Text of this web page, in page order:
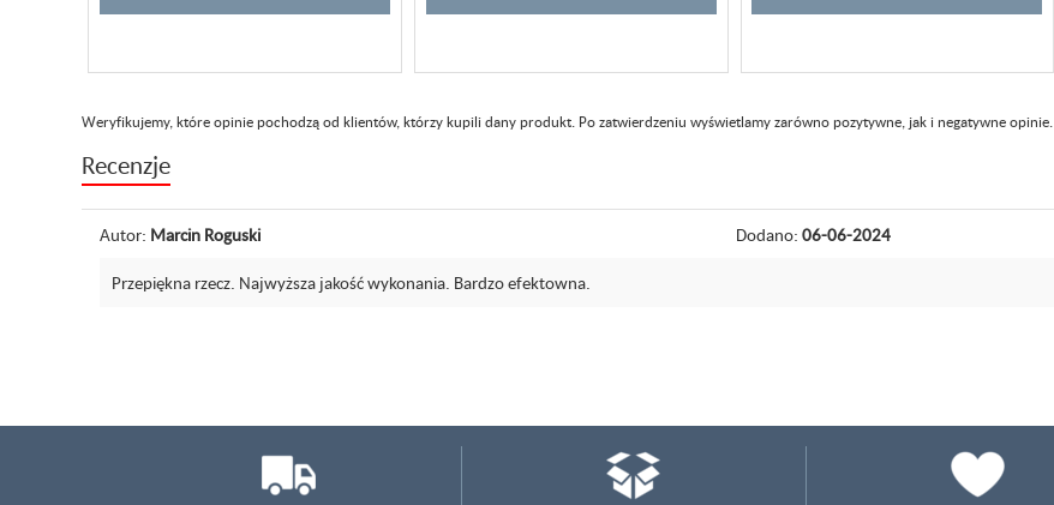
Weryfikujemy, które opinie pochodzą od klientów, którzy kupili dany produkt. Po zatwierdzeniu wyświetlamy zarówno pozytywne, jak i negatywne opinie.
Recenzje
Autor: Marcin Roguski Dodano: 06-06-2024
Przepiękna rzecz. Najwyższa jakość wykonania. Bardzo efektowna.